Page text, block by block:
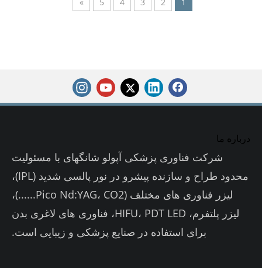
درباره ما
شرکت فناوری پزشکی آپولو شانگهای با مسئولیت
محدود طراح و سازنده پیشرو در نور پالسی شدید (IPL)،
لیزر فناوری های مختلف (Pico Nd:YAG، CO2......)،
لیزر پلتفرم، HIFU، PDT LED، فناوری های لاغری بدن
برای استفاده در صنایع پزشکی و زیبایی است.